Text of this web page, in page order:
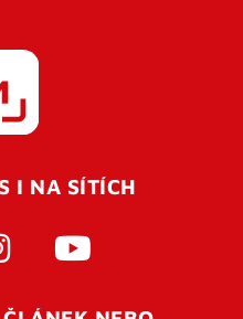
je potřeba
odeslání
účet ověří a můžete se
I NA SÍTÍCH